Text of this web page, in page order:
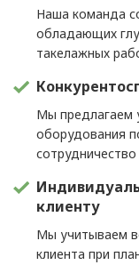
Наша команда
обладающих
такелажных
Мы предлагаем
оборудования
клиенту
Мы учитываем
клиента при